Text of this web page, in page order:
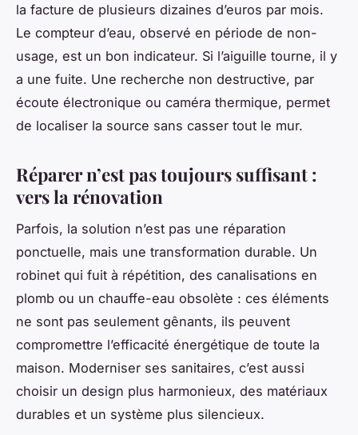
la facture de plusieurs dizaines d’euros par mois.
Le compteur d’eau, observé en période de non-
usage, est un bon indicateur. Si l’aiguille tourne, il y
a une fuite. Une recherche non destructive, par
écoute électronique ou caméra thermique, permet
de localiser la source sans casser tout le mur.
Réparer n’est pas toujours suffisant :
vers la rénovation
Parfois, la solution n’est pas une réparation
ponctuelle, mais une transformation durable. Un
robinet qui fuit à répétition, des canalisations en
plomb ou un chauffe-eau obsolète : ces éléments
ne sont pas seulement gênants, ils peuvent
compromettre l’efficacité énergétique de toute la
maison. Moderniser ses sanitaires, c’est aussi
choisir un design plus harmonieux, des matériaux
durables et un système plus silencieux.